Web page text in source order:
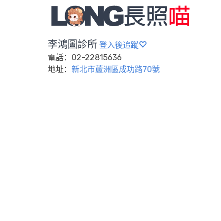
李鴻圖診所 登入後追蹤
電話：02-22815636
地址： 新北市蘆洲區成功路70號